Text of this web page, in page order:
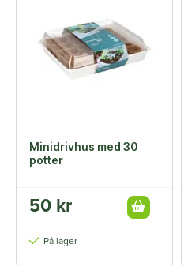
Minidrivhus med 30
potter
50 kr
På lager